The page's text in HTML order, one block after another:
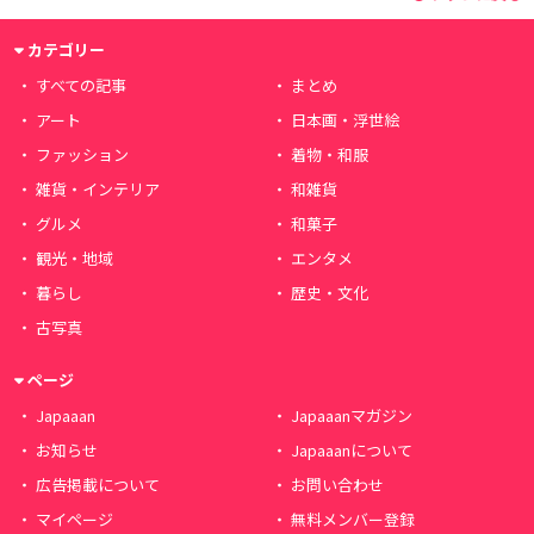
カテゴリー
すべての記事
まとめ
アート
日本画・浮世絵
ファッション
着物・和服
雑貨・インテリア
和雑貨
グルメ
和菓子
観光・地域
エンタメ
暮らし
歴史・文化
古写真
ページ
Japaaan
Japaaanマガジン
お知らせ
Japaaanについて
広告掲載について
お問い合わせ
マイページ
無料メンバー登録